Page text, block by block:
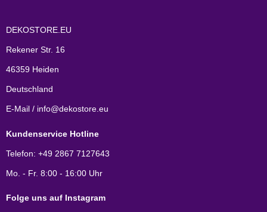
DEKOSTORE.EU
Rekener Str. 16
46359 Heiden
Deutschland
E-Mail / info@dekostore.eu
Kundenservice Hotline
Telefon: +49 2867 7127643
Mo. - Fr. 8:00 - 16:00 Uhr
Folge uns auf Instagram